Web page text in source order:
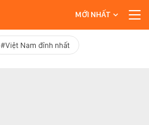
MỚI NHẤT
#Việt Nam đỉnh nhất